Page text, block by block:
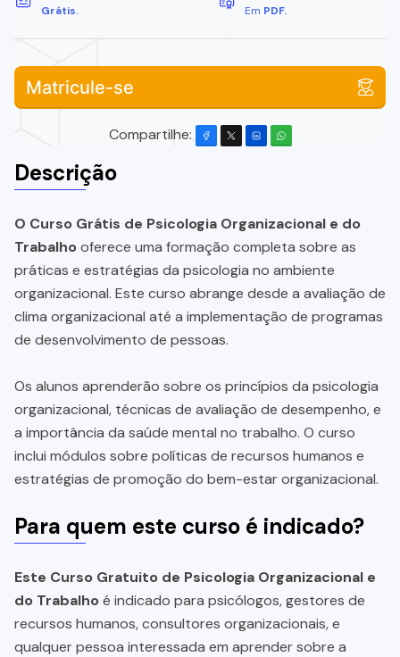
Grátis. Em PDF.
Matricule-se
Compartilhe:
Descrição
O Curso Grátis de Psicologia Organizacional e do
Trabalhooferece uma formação completa sobre as
práticas e estratégias da psicologia no ambiente
organizacional. Este curso abrange desde a avaliação de
clima organizacional até a implementação de programas
de desenvolvimento de pessoas.
Os alunos aprenderão sobre os princípios da psicologia
organizacional, técnicas de avaliação de desempenho, e
a importância da saúde mental no trabalho. O curso
inclui módulos sobre políticas de recursos humanos e
estratégias de promoção do bem-estar organizacional.
Para quem este curso é indicado?
Este Curso Gratuito de Psicologia Organizacional e
do Trabalhoé indicado para psicólogos, gestores de
recursos humanos, consultores organizacionais, e
qualquer pessoa interessada em aprender sobre a